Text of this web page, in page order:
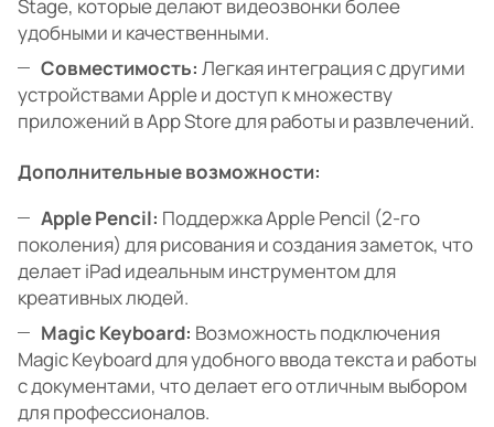
Stage, которые делают видеозвонки более
удобными и качественными.
Совместимость: Легкая интеграция с другими
устройствами Apple и доступ к множеству
приложений в App Store для работы и развлечений.
Дополнительные возможности:
Apple Pencil: Поддержка Apple Pencil (2-го
поколения) для рисования и создания заметок, что
делает iPad идеальным инструментом для
креативных людей.
Magic Keyboard: Возможность подключения
Magic Keyboard для удобного ввода текста и работы
с документами, что делает его отличным выбором
для профессионалов.